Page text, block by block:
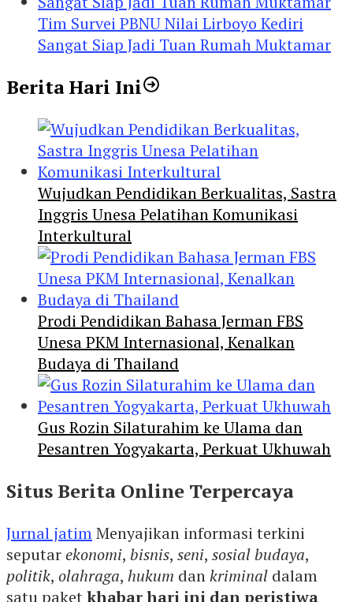
Tim Survei PBNU Nilai Lirboyo Kediri
Sangat Siap Jadi Tuan Rumah Muktamar
Berita Hari Ini
Wujudkan Pendidikan Berkualitas, Sastra
Inggris Unesa Pelatihan Komunikasi
Interkultural
Prodi Pendidikan Bahasa Jerman FBS
Unesa PKM Internasional, Kenalkan
Budaya di Thailand
Gus Rozin Silaturahim ke Ulama dan
Pesantren Yogyakarta, Perkuat Ukhuwah
Situs Berita Online Terpercaya
Jurnal jatimMenyajikan informasi terkini
seputarekonomi, bisnis, seni, sosial budaya,
politik, olahraga, hukum dankriminal dalam
satu paketkhabar hari ini dan peristiwa